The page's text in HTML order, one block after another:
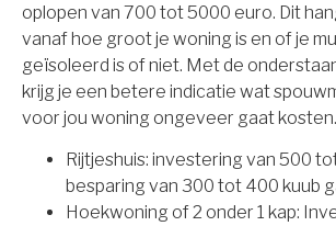
oplopen van 700 tot 5000 euro. Dit
vanaf hoe groot je woning is en of je
geïsoleerd is of niet. Met de
krijg je een betere indicatie wat
voor jou woning ongeveer gaat kosten.
Rijtjeshuis: investering van 500
besparing van 300 tot 400 kuub
Hoekwoning of 2 onder 1 kap: